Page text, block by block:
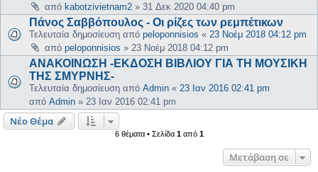
από kabotzivietnam2 » 31 Δεκ 2020 04:40 pm
Πάνος Σαββόπουλος - Οι ρίζες των ρεμπέτικων
Τελευταία δημοσίευση από peloponnisios « 23 Νοέμ 2018 04:12 pm
από peloponnisios » 23 Νοέμ 2018 04:12 pm
ΑΝΑΚΟΙΝΩΣΗ -ΕΚΔΟΣΗ ΒΙΒΛΙΟΥ ΓΙΑ ΤΗ ΜΟΥΣΙΚΗ
ΤΗΣ ΣΜΥΡΝΗΣ-
Τελευταία δημοσίευση από Admin « 23 Ιαν 2016 02:41 pm
από Admin » 23 Ιαν 2016 02:41 pm
Νέο Θέμα
6 θέματα • Σελίδα 1από 1
Μετάβαση σε